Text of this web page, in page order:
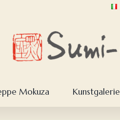
Mokuza Kunstgalerie